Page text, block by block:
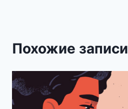
Похожие записи